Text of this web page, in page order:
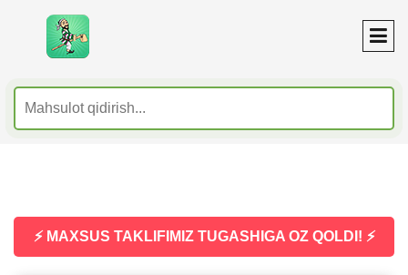
⚡ MAXSUS TAKLIFIMIZ TUGASHIGA OZ QOLDI! ⚡